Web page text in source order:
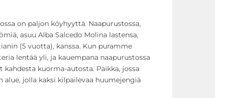
a
s
s
ä
ä
d
on paljon köyhyyttä. Naapurustossa,
asuu Alba Salcedo Molina lastensa,
(5 vuotta), kanssa. Kun puramme
lentää yli, ja kauempana naapurustossa
kuorma-autosta. Paikka, jossa
alue, jolla kaksi kilpailevaa huumejengiä